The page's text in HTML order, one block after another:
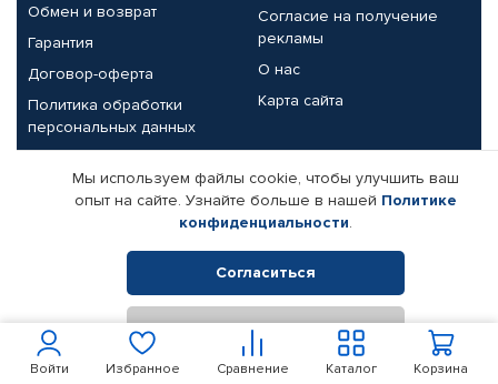
Войти Избранное Сравнение Корзина
Каталог
Обмен и возврат
Гарантия
Договор-оферта
Политика обработки
персональных данных
Согласие на получение
рекламы
О нас
Карта сайта
Партнерам
Корпоративным клиентам
Поставщикам
Реквизиты компании
© КАМАЗ ЦЕНТР ДОНЕЦК, 2015-2026. Все права защищены.
Интернет-магазин автомобильных товаров Автопрофи.
Мы используем файлы cookie, чтобы улучшить ваш
опыт на сайте. Узнайте больше в нашей Политике
конфиденциальности.
Согласиться
Отклонить